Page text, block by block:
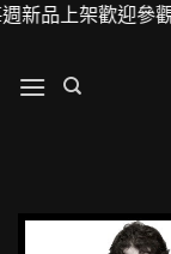
迎參觀選購!